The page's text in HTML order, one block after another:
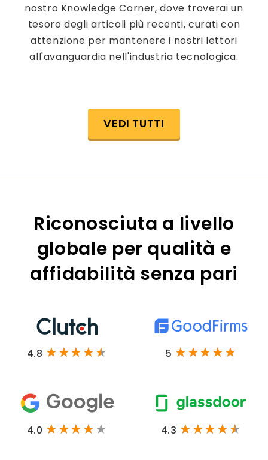
nostro Knowledge Corner, dove troverai un
tesoro degli articoli più recenti, curati con
attenzione per mantenere i nostri lettori
all'avanguardia nell'industria tecnologica.
VEDI TUTTI
Riconosciuta a livello
globale per qualità e
affidabilità senza pari
4.8 5
4.0 4.3